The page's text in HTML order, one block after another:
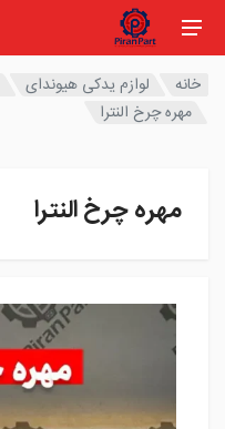
خانه لوازم یدکی هیوندای
مهره چرخ النترا
مهره چرخ النترا